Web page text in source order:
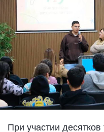
При участии